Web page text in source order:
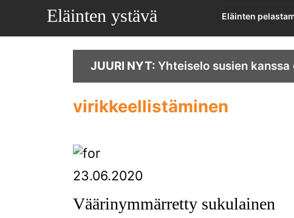
Eläinten ystävä Eläinten
JUURI NYT: Yhteiselo susien
virikkeellistäminen
23.06.2020
Väärinymmärretty sukulainen